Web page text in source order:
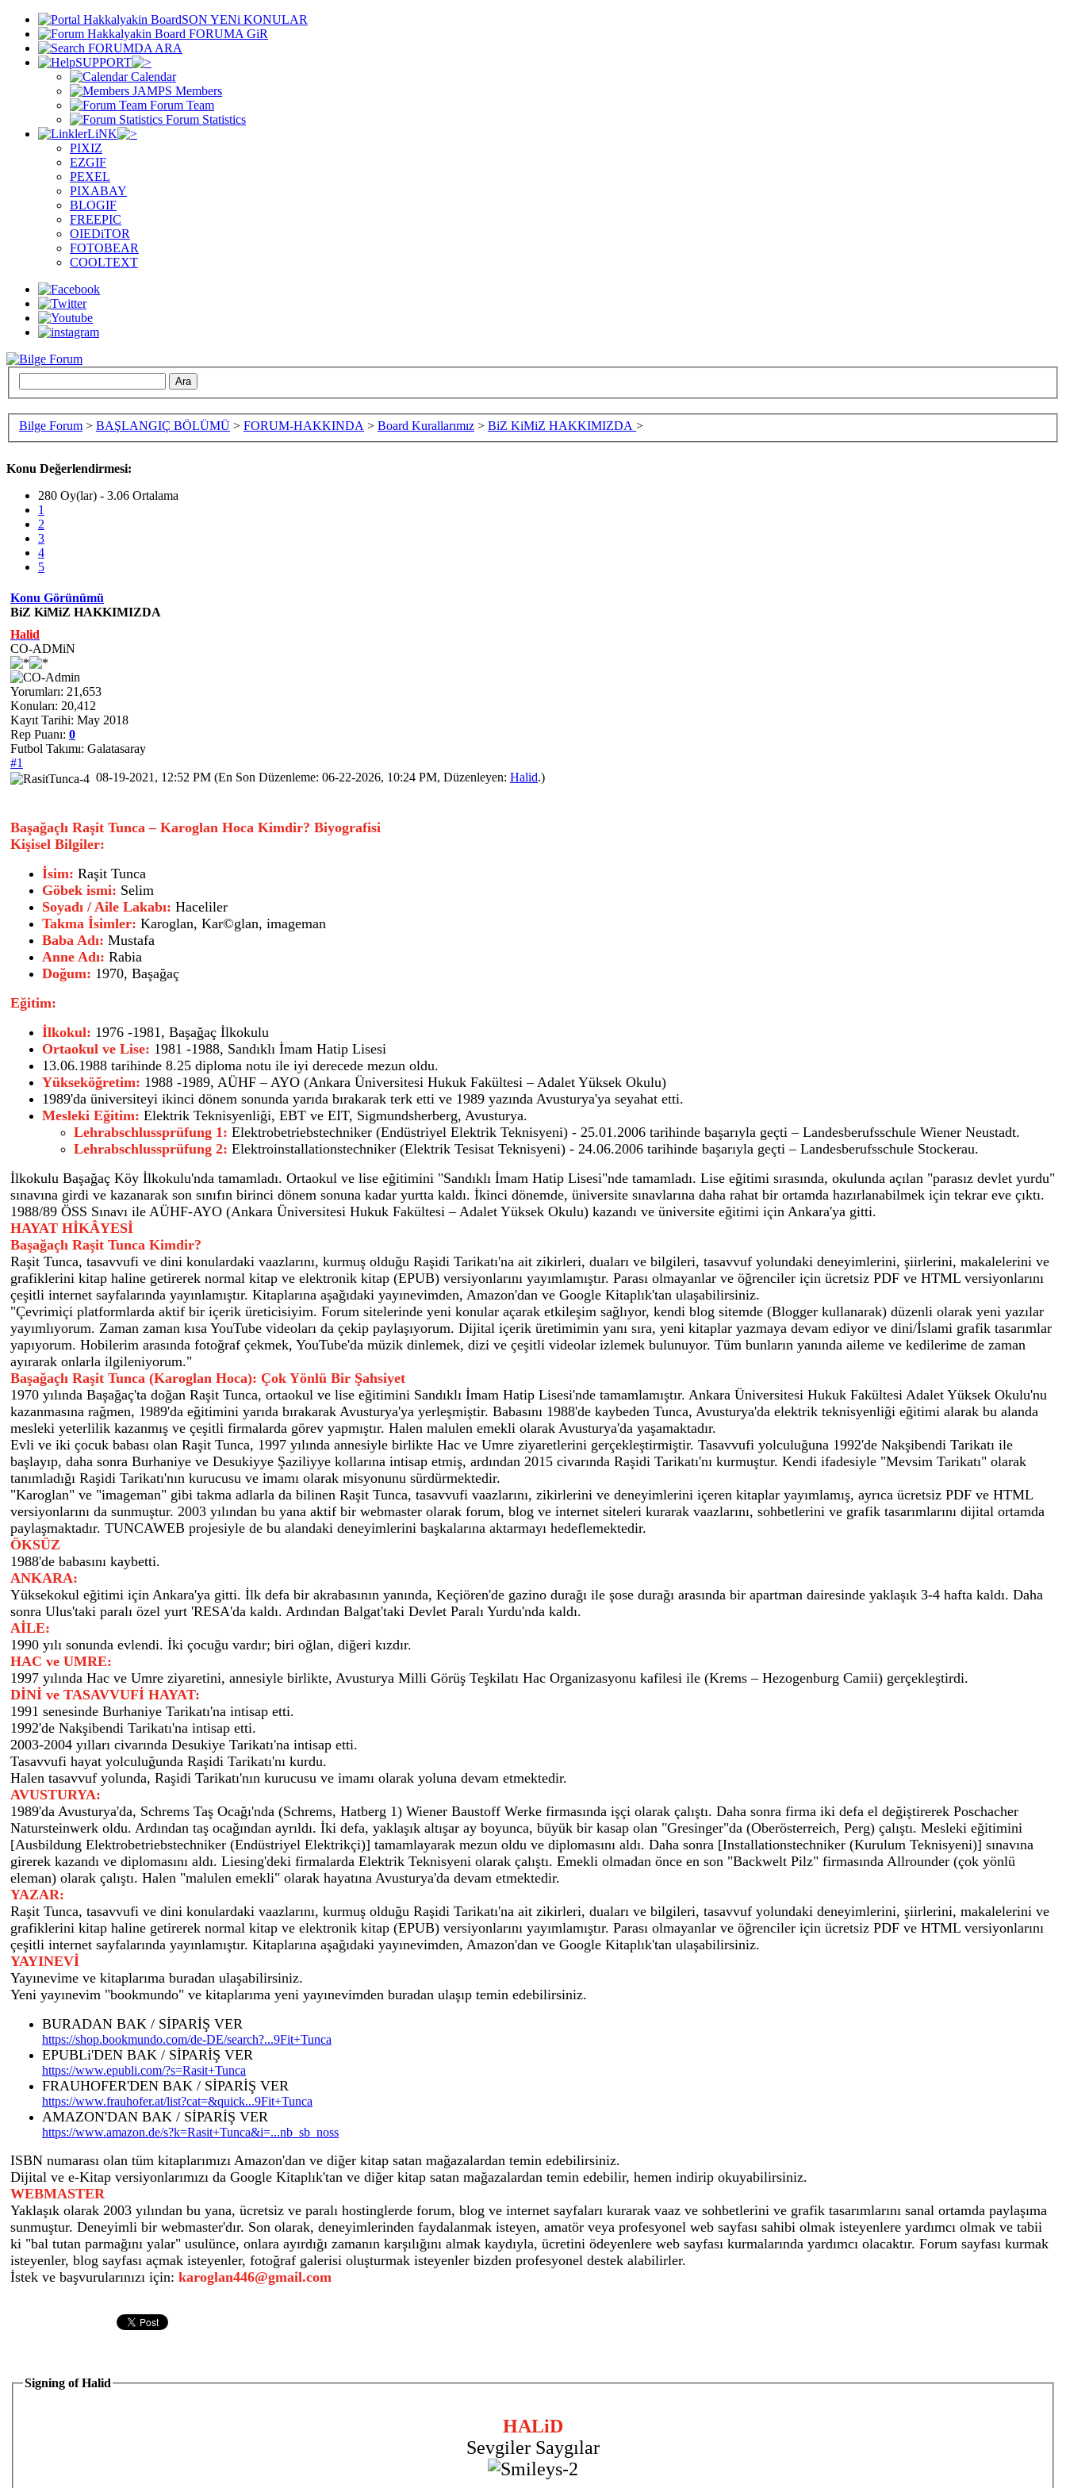
SON YENi KONULAR
FORUMA GiR
FORUMDA ARA
SUPPORT
Calendar
Members
Forum Team
Forum Statistics
LiNK
PIXIZ
EZGIF
PEXEL
PIXABAY
BLOGIF
FREEPIC
OIEDiTOR
FOTOBEAR
COOLTEXT
Bilge Forum > BAŞLANGIÇ BÖLÜMÜ > FORUM-HAKKINDA > Board Kurallarımız > BiZ KiMiZ HAKKIMIZDA >
Konu Değerlendirmesi:
280 Oy(lar) - 3.06 Ortalama
1
2
3
4
5
Konu Görünümü
BiZ KiMiZ HAKKIMIZDA
Halid
CO-ADMiN
Yorumları: 21,653
Konuları: 20,412
Kayıt Tarihi: May 2018
Rep Puanı: 0
Futbol Takımı: Galatasaray
#1
08-19-2021, 12:52 PM (En Son Düzenleme: 06-22-2026, 10:24 PM, Düzenleyen: Halid.)
Başağaçlı Raşit Tunca – Karoglan Hoca Kimdir? Biyografisi
Kişisel Bilgiler:
İsim: Raşit Tunca
Göbek ismi: Selim
Soyadı / Aile Lakabı: Haceliler
Takma İsimler: Karoglan, Kar©glan, imageman
Baba Adı: Mustafa
Anne Adı: Rabia
Doğum: 1970, Başağaç
Eğitim:
İlkokul: 1976 -1981, Başağaç İlkokulu
Ortaokul ve Lise: 1981 -1988, Sandıklı İmam Hatip Lisesi
13.06.1988 tarihinde 8.25 diploma notu ile iyi derecede mezun oldu.
Yükseköğretim: 1988 -1989, AÜHF – AYO (Ankara Üniversitesi Hukuk Fakültesi – Adalet Yüksek Okulu)
1989'da üniversiteyi ikinci dönem sonunda yarıda bırakarak terk etti ve 1989 yazında Avusturya'ya seyahat etti.
Mesleki Eğitim: Elektrik Teknisyenliği, EBT ve EIT, Sigmundsherberg, Avusturya.
Lehrabschlussprüfung 1: Elektrobetriebstechniker (Endüstriyel Elektrik Teknisyeni) - 25.01.2006 tarihinde başarıyla geçti – Landesberufsschule Wiener Neustadt.
Lehrabschlussprüfung 2: Elektroinstallationstechniker (Elektrik Tesisat Teknisyeni) - 24.06.2006 tarihinde başarıyla geçti – Landesberufsschule Stockerau.
İlkokulu Başağaç Köy İlkokulu'nda tamamladı. Ortaokul ve lise eğitimini "Sandıklı İmam Hatip Lisesi"nde tamamladı. Lise eğitimi sırasında, okulunda açılan "parasız devlet yurdu"
sınavına girdi ve kazanarak son sınıfın birinci dönem sonuna kadar yurtta kaldı. İkinci dönemde, üniversite sınavlarına daha rahat bir ortamda hazırlanabilmek için tekrar eve çıktı.
1988/89 ÖSS Sınavı ile AÜHF-AYO (Ankara Üniversitesi Hukuk Fakültesi – Adalet Yüksek Okulu) kazandı ve üniversite eğitimi için Ankara'ya gitti.
HAYAT HİKÂYESİ
Başağaçlı Raşit Tunca Kimdir?
Raşit Tunca, tasavvufi ve dini konulardaki vaazlarını, kurmuş olduğu Raşidi Tarikatı'na ait zikirleri, duaları ve bilgileri, tasavvuf yolundaki deneyimlerini, şiirlerini, makalelerini ve
grafiklerini kitap haline getirerek normal kitap ve elektronik kitap (EPUB) versiyonlarını yayımlamıştır. Parası olmayanlar ve öğrenciler için ücretsiz PDF ve HTML versiyonlarını
çeşitli internet sayfalarında yayınlamıştır. Kitaplarına aşağıdaki yayınevimden, Amazon'dan ve Google Kitaplık'tan ulaşabilirsiniz.
"Çevrimiçi platformlarda aktif bir içerik üreticisiyim. Forum sitelerinde yeni konular açarak etkileşim sağlıyor, kendi blog sitemde (Blogger kullanarak) düzenli olarak yeni yazılar
yayımlıyorum. Zaman zaman kısa YouTube videoları da çekip paylaşıyorum. Dijital içerik üretimimin yanı sıra, yeni kitaplar yazmaya devam ediyor ve dini/İslami grafik tasarımlar
yapıyorum. Hobilerim arasında fotoğraf çekmek, YouTube'da müzik dinlemek, dizi ve çeşitli videolar izlemek bulunuyor. Tüm bunların yanında aileme ve kedilerime de zaman
ayırarak onlarla ilgileniyorum."
Başağaçlı Raşit Tunca (Karoglan Hoca): Çok Yönlü Bir Şahsiyet
1970 yılında Başağaç'ta doğan Raşit Tunca, ortaokul ve lise eğitimini Sandıklı İmam Hatip Lisesi'nde tamamlamıştır. Ankara Üniversitesi Hukuk Fakültesi Adalet Yüksek Okulu'nu
kazanmasına rağmen, 1989'da eğitimini yarıda bırakarak Avusturya'ya yerleşmiştir. Babasını 1988'de kaybeden Tunca, Avusturya'da elektrik teknisyenliği eğitimi alarak bu alanda
mesleki yeterlilik kazanmış ve çeşitli firmalarda görev yapmıştır. Halen malulen emekli olarak Avusturya'da yaşamaktadır.
Evli ve iki çocuk babası olan Raşit Tunca, 1997 yılında annesiyle birlikte Hac ve Umre ziyaretlerini gerçekleştirmiştir. Tasavvufi yolculuğuna 1992'de Nakşibendi Tarikatı ile
başlayıp, daha sonra Burhaniye ve Desukiyye Şaziliyye kollarına intisap etmiş, ardından 2015 civarında Raşidi Tarikatı'nı kurmuştur. Kendi ifadesiyle "Mevsim Tarikatı" olarak
tanımladığı Raşidi Tarikatı'nın kurucusu ve imamı olarak misyonunu sürdürmektedir.
"Karoglan" ve "imageman" gibi takma adlarla da bilinen Raşit Tunca, tasavvufi vaazlarını, zikirlerini ve deneyimlerini içeren kitaplar yayımlamış, ayrıca ücretsiz PDF ve HTML
versiyonlarını da sunmuştur. 2003 yılından bu yana aktif bir webmaster olarak forum, blog ve internet siteleri kurarak vaazlarını, sohbetlerini ve grafik tasarımlarını dijital ortamda
paylaşmaktadır. TUNCAWEB projesiyle de bu alandaki deneyimlerini başkalarına aktarmayı hedeflemektedir.
ÖKSÜZ
1988'de babasını kaybetti.
ANKARA:
Yüksekokul eğitimi için Ankara'ya gitti. İlk defa bir akrabasının yanında, Keçiören'de gazino durağı ile şose durağı arasında bir apartman dairesinde yaklaşık 3-4 hafta kaldı. Daha
sonra Ulus'taki paralı özel yurt 'RESA'da kaldı. Ardından Balgat'taki Devlet Paralı Yurdu'nda kaldı.
AİLE:
1990 yılı sonunda evlendi. İki çocuğu vardır; biri oğlan, diğeri kızdır.
HAC ve UMRE:
1997 yılında Hac ve Umre ziyaretini, annesiyle birlikte, Avusturya Milli Görüş Teşkilatı Hac Organizasyonu kafilesi ile (Krems – Hezogenburg Camii) gerçekleştirdi.
DİNİ ve TASAVVUFİ HAYAT:
1991 senesinde Burhaniye Tarikatı'na intisap etti.
1992'de Nakşibendi Tarikatı'na intisap etti.
2003-2004 yılları civarında Desukiye Tarikatı'na intisap etti.
Tasavvufi hayat yolculuğunda Raşidi Tarikatı'nı kurdu.
Halen tasavvuf yolunda, Raşidi Tarikatı'nın kurucusu ve imamı olarak yoluna devam etmektedir.
AVUSTURYA:
1989'da Avusturya'da, Schrems Taş Ocağı'nda (Schrems, Hatberg 1) Wiener Baustoff Werke firmasında işçi olarak çalıştı. Daha sonra firma iki defa el değiştirerek Poschacher
Natursteinwerk oldu. Ardından taş ocağından ayrıldı. İki defa, yaklaşık altışar ay boyunca, büyük bir kasap olan "Gresinger"da (Oberösterreich, Perg) çalıştı. Mesleki eğitimini
[Ausbildung Elektrobetriebstechniker (Endüstriyel Elektrikçi)] tamamlayarak mezun oldu ve diplomasını aldı. Daha sonra [Installationstechniker (Kurulum Teknisyeni)] sınavına
girerek kazandı ve diplomasını aldı. Liesing'deki firmalarda Elektrik Teknisyeni olarak çalıştı. Emekli olmadan önce en son "Backwelt Pilz" firmasında Allrounder (çok yönlü
eleman) olarak çalıştı. Halen "malulen emekli" olarak hayatına Avusturya'da devam etmektedir.
YAZAR:
Raşit Tunca, tasavvufi ve dini konulardaki vaazlarını, kurmuş olduğu Raşidi Tarikatı'na ait zikirleri, duaları ve bilgileri, tasavvuf yolundaki deneyimlerini, şiirlerini, makalelerini ve
grafiklerini kitap haline getirerek normal kitap ve elektronik kitap (EPUB) versiyonlarını yayımlamıştır. Parası olmayanlar ve öğrenciler için ücretsiz PDF ve HTML versiyonlarını
çeşitli internet sayfalarında yayınlamıştır. Kitaplarına aşağıdaki yayınevimden, Amazon'dan ve Google Kitaplık'tan ulaşabilirsiniz.
YAYINEVİ
Yayınevime ve kitaplarıma buradan ulaşabilirsiniz.
Yeni yayınevim "bookmundo" ve kitaplarıma yeni yayınevimden buradan ulaşıp temin edebilirsiniz.
BURADAN BAK / SİPARİŞ VER
https://shop.bookmundo.com/de-DE/search?...9Fit+Tunca
EPUBLi'DEN BAK / SİPARİŞ VER
https://www.epubli.com/?s=Rasit+Tunca
FRAUHOFER'DEN BAK / SİPARİŞ VER
https://www.frauhofer.at/list?cat=&quick...9Fit+Tunca
AMAZON'DAN BAK / SİPARİŞ VER
https://www.amazon.de/s?k=Rasit+Tunca&i=...nb_sb_noss
ISBN numarası olan tüm kitaplarımızı Amazon'dan ve diğer kitap satan mağazalardan temin edebilirsiniz.
Dijital ve e-Kitap versiyonlarımızı da Google Kitaplık'tan ve diğer kitap satan mağazalardan temin edebilir, hemen indirip okuyabilirsiniz.
WEBMASTER
Yaklaşık olarak 2003 yılından bu yana, ücretsiz ve paralı hostinglerde forum, blog ve internet sayfaları kurarak vaaz ve sohbetlerini ve grafik tasarımlarını sanal ortamda paylaşıma
sunmuştur. Deneyimli bir webmaster'dır. Son olarak, deneyimlerinden faydalanmak isteyen, amatör veya profesyonel web sayfası sahibi olmak isteyenlere yardımcı olmak ve tabii
ki "bal tutan parmağını yalar" usulünce, onlara ayırdığı zamanın karşılığını almak kaydıyla, ücretini ödeyenlere web sayfası kurmalarında yardımcı olacaktır. Forum sayfası kurmak
isteyenler, blog sayfası açmak isteyenler, fotoğraf galerisi oluşturmak isteyenler bizden profesyonel destek alabilirler.
İstek ve başvurularınızı için: karoglan446@gmail.com
Signing of Halid
HALiD
Sevgiler Saygılar